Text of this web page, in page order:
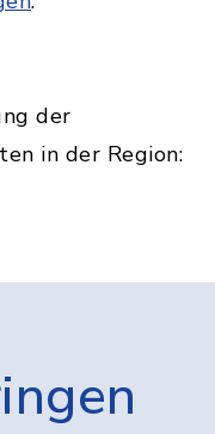
der
in der Region: